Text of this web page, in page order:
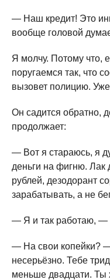
— Наш кредит! Это
вообще головой
Я молчу. Потому что,
поругаемся так, что
вызовет полицию.
Он садится обратно,
продолжает:
— Вот я стараюсь, я
деньги на фигню. Лак
рублей, дезодорант
зарабатывать, а не
— Я и так работаю, —
— На свои копейки?
несерьёзно. Тебе
меньше двадцати. Ты